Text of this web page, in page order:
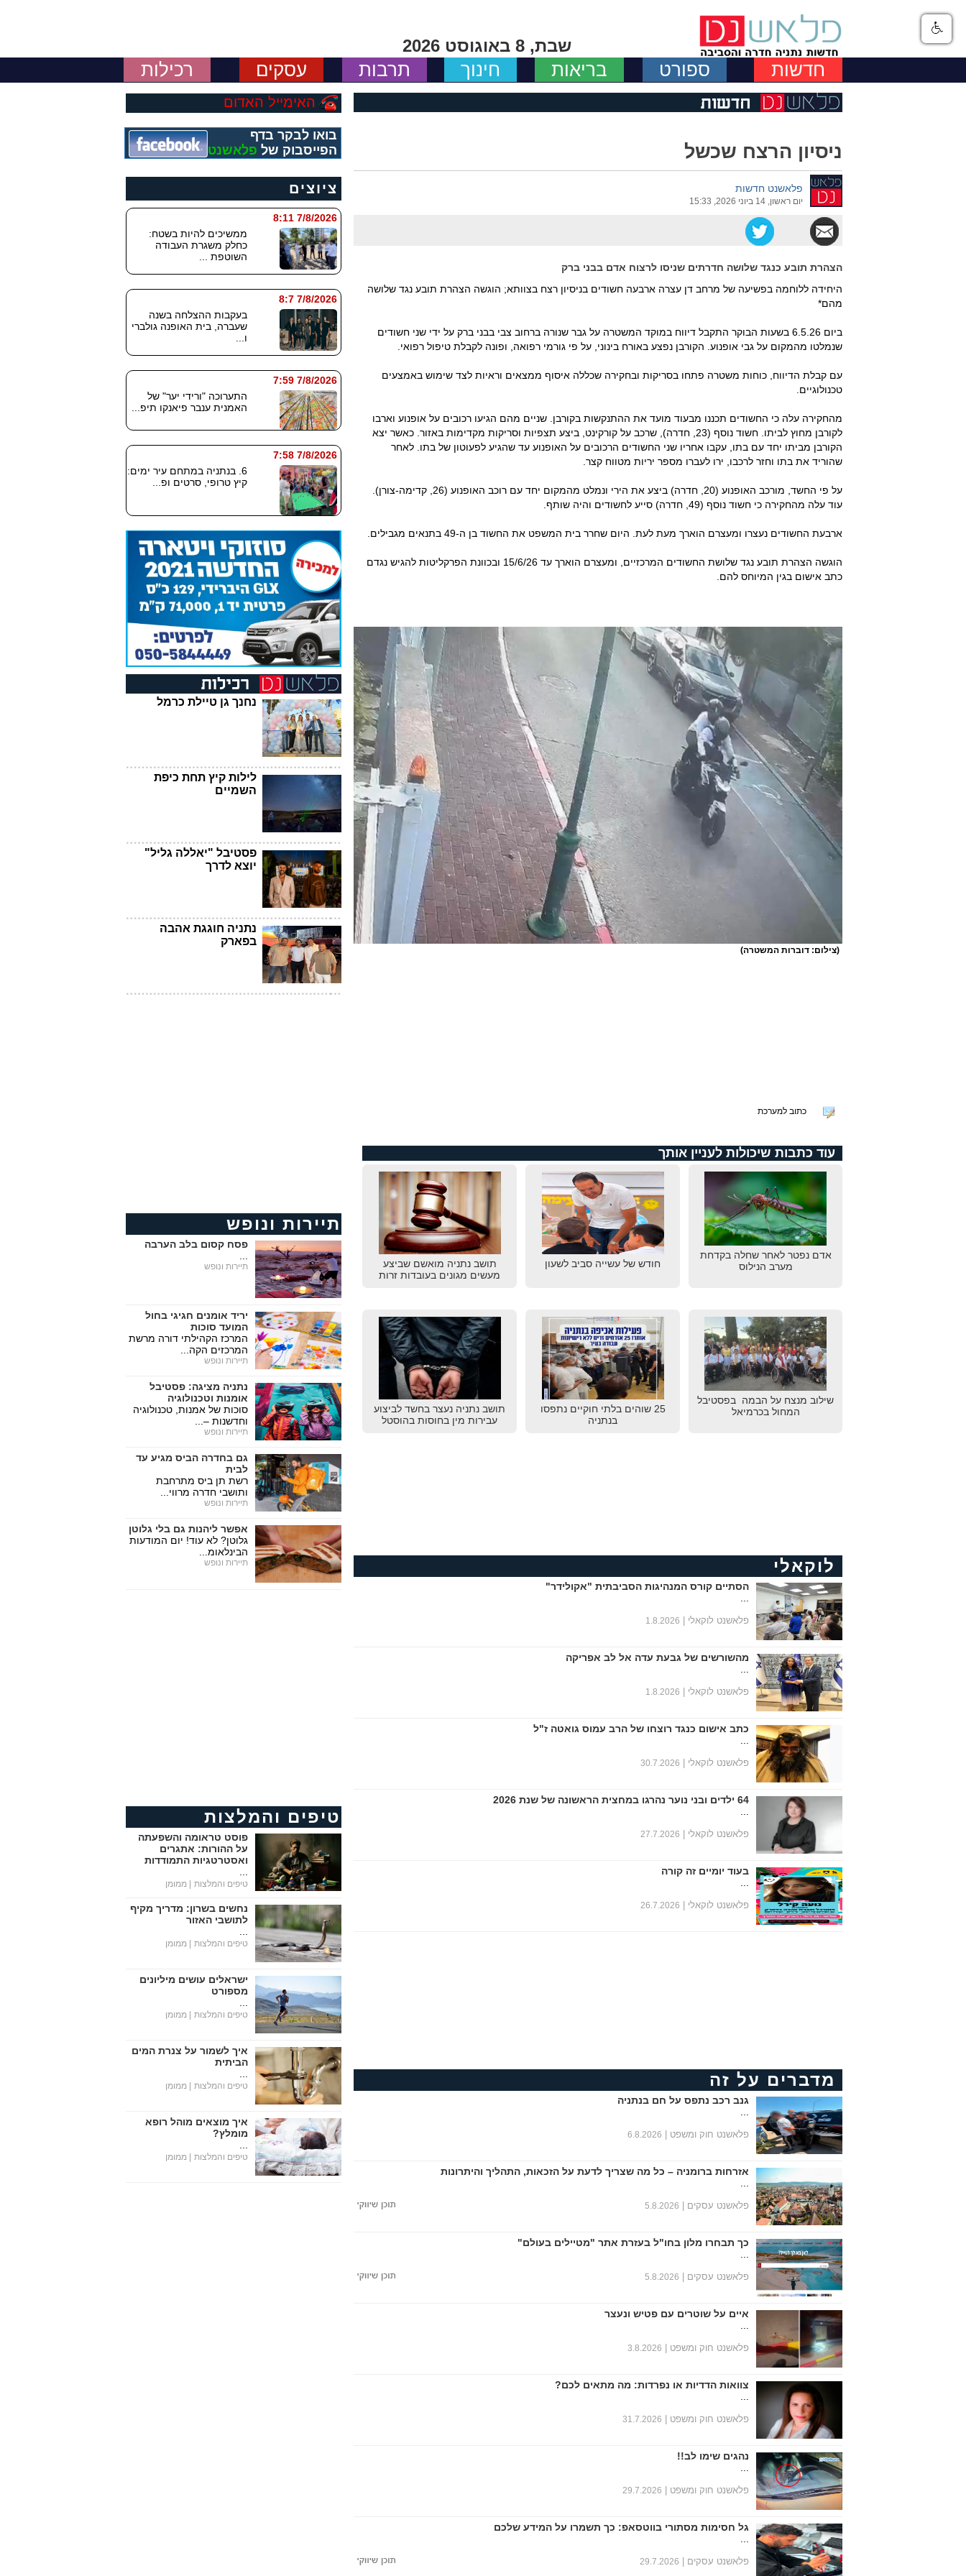
שבת, 8 באוגוסט 2026
חדשות ספורט בריאות חינוך תרבות עסקים רכילות
ניסיון הרצח שכשל
פלאשנט חדשות
יום ראשון, 14 ביוני 2026, 15:33
הצהרת תובע כנגד שלושה חדרתים שניסו לרצוח אדם בבני ברק
היחידה ללוחמה בפשיעה של מרחב דן עצרה ארבעה חשודים בניסיון רצח בצוותא; הוגשה הצהרת תובע נגד שלושה
מהם*
ביום 6.5.26 בשעות הבוקר התקבל דיווח במוקד המשטרה על גבר שנורה ברחוב צבי בבני ברק על ידי שני חשודים
שנמלטו מהמקום על גבי אופנוע. הקורבן נפצע באורח בינוני, על פי גורמי רפואה, ופונה לקבלת טיפול רפואי.
עם קבלת הדיווח, כוחות משטרה פתחו בסריקות ובחקירה שכללה איסוף ממצאים וראיות לצד שימוש באמצעים
טכנולוגיים.
מהחקירה עלה כי החשודים תכננו מבעוד מועד את ההתנקשות בקורבן. שניים מהם הגיעו רכובים על אופנוע וארבו
לקורבן מחוץ לביתו. חשוד נוסף (23, חדרה), שרכב על קורקינט, ביצע תצפיות וסריקות מקדימות באזור. כאשר יצא
הקורבן מביתו יחד עם בתו, עקבו אחריו שני החשודים הרכובים על האופנוע עד שהגיע לפעוטון של בתו. לאחר
שהוריד את בתו וחזר לרכבו, ירו לעברו מספר יריות מטווח קצר.
על פי החשד, מורכב האופנוע (20, חדרה) ביצע את הירי ונמלט מהמקום יחד עם רוכב האופנוע (26, קדימה-צורן).
עוד עלה מהחקירה כי חשוד נוסף (49, חדרה) סייע לחשודים והיה שותף.
ארבעת החשודים נעצרו ומעצרם הוארך מעת לעת. היום שחרר בית המשפט את החשוד בן ה-49 בתנאים מגבילים.
הוגשה הצהרת תובע נגד שלושת החשודים המרכזיים, ומעצרם הוארך עד 15/6/26 ובכוונת הפרקליטות להגיש נגדם
כתב אישום בגין המיוחס להם.
(צילום: דוברות המשטרה)
כתוב למערכת
עוד כתבות שיכולות לעניין אותך
אדם נפטר לאחר שחלה בקדחת
מערב הנילוס
חודש של עשייה סביב לשעון
תושב נתניה מואשם שביצע
מעשים מגונים בעובדות זרות
שילוב מנצח על הבמה בפסטיבל
המחול בכרמיאל
25 שוהים בלתי חוקיים נתפסו
בנתניה
תושב נתניה נעצר בחשד לביצוע
עבירות מין בחוסות בהוסטל
לוקאלי
הסתיים קורס המנהיגות הסביבתית "אקולידר"
פלאשנט לוקאלי | 1.8.2026
מהשורשים של גבעת עדה אל לב אפריקה
פלאשנט לוקאלי | 1.8.2026
כתב אישום כנגד רוצחו של הרב עמוס גואטה ז"ל
פלאשנט לוקאלי | 30.7.2026
64 ילדים ובני נוער נהרגו במחצית הראשונה של שנת 2026
פלאשנט לוקאלי | 27.7.2026
בעוד יומיים זה קורה
פלאשנט לוקאלי | 26.7.2026
מדברים על זה
גנב רכב נתפס על חם בנתניה
פלאשנט חוק ומשפט | 6.8.2026
אזרחות ברומניה – כל מה שצריך לדעת על הזכאות, התהליך והיתרונות
פלאשנט עסקים | 5.8.2026
כך תבחרו מלון בחו"ל בעזרת אתר "מטיילים בעולם"
פלאשנט עסקים | 5.8.2026
איים על שוטרים עם פטיש ונעצר
פלאשנט חוק ומשפט | 3.8.2026
צוואות הדדיות או נפרדות: מה מתאים לכם?
פלאשנט חוק ומשפט | 31.7.2026
נהגים שימו לב!!
פלאשנט חוק ומשפט | 29.7.2026
גל חסימות מסתורי בווטסאפ: כך תשמרו על המידע שלכם
פלאשנט עסקים | 29.7.2026
האימייל האדום
בואו לבקר בדף
הפייסבוק של פלאשנט
ציוצים
7/8/2026 8:11
ממשיכים להיות בשטח:
כחלק משגרת העבודה
השוטפת ...
7/8/2026 8:7
בעקבות ההצלחה בשנה
שעברה, בית האופנה גולברי
ו...
7/8/2026 7:59
התערוכה "ורידי יער" של
האמנית ענבר פיאנקו תיפ...
7/8/2026 7:58
6. בנתניה במתחם עיר ימים:
קיץ טרופי, סרטים ופ...
נחנך גן טיילת כרמל
לילות קיץ תחת כיפת
השמיים
פסטיבל "יאללה גליל"
יוצא לדרך
נתניה חוגגת אהבה
בפארק
תיירות ונופש
פסח קסום בלב הערבה
תיירות ונופש
יריד אומנים חגיגי בחול
המועד סוכות
המרכז הקהילתי דורה מרשת
המרכזים הקה...
תיירות ונופש
נתניה מציגה: פסטיבל
אומנות וטכנולוגיה
סוכות של אמנות, טכנולוגיה
וחדשנות –...
תיירות ונופש
גם בחדרה הביס מגיע עד
לבית
רשת תן ביס מתרחבת
ותושבי חדרה מרווי...
תיירות ונופש
אפשר ליהנות גם בלי גלוטן
גלוטן? לא עוד! יום המודעות
הבינלאומ...
תיירות ונופש
טיפים והמלצות
פוסט טראומה והשפעתה
על ההורות: אתגרים
ואסטרטגיות התמודדות
טיפים והמלצות | ממומן
נחשים בשרון: מדריך מקיף
לתושבי האזור
טיפים והמלצות | ממומן
ישראלים עושים מיליונים
מספורט
טיפים והמלצות | ממומן
איך לשמור על צנרת המים
הביתית
טיפים והמלצות | ממומן
איך מוצאים מוהל רופא
מומלץ?
טיפים והמלצות | ממומן